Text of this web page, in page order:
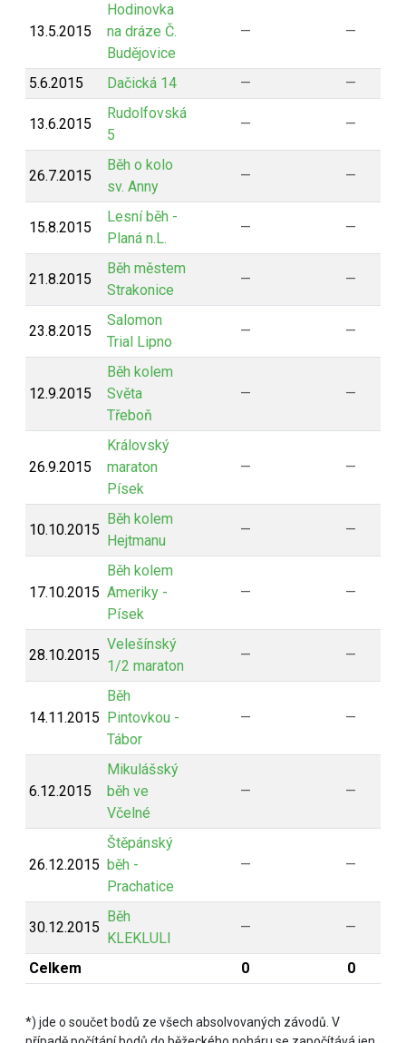
13.5.2015
Hodinovka
na dráze Č.
Budějovice
— —
5.6.2015 Dačická 14 — —
13.6.2015
Rudolfovská
5
— —
26.7.2015
Běh o kolo
sv. Anny
— —
15.8.2015
Lesní běh -
Planá n.L.
— —
21.8.2015
Běh městem
Strakonice
— —
23.8.2015
Salomon
Trial Lipno
— —
12.9.2015
Běh kolem
Světa
Třeboň
— —
26.9.2015
Královský
maraton
Písek
— —
10.10.2015
Běh kolem
Hejtmanu
— —
17.10.2015
Běh kolem
Ameriky -
Písek
— —
28.10.2015
Velešínský
1/2 maraton
— —
14.11.2015
Běh
Pintovkou -
Tábor
— —
6.12.2015
Mikulášský
běh ve
Včelné
— —
26.12.2015
Štěpánský
běh -
Prachatice
— —
30.12.2015
Běh
KLEKLULI
— —
Celkem 0 0
*) jde o součet bodů ze všech absolvovaných závodů. V